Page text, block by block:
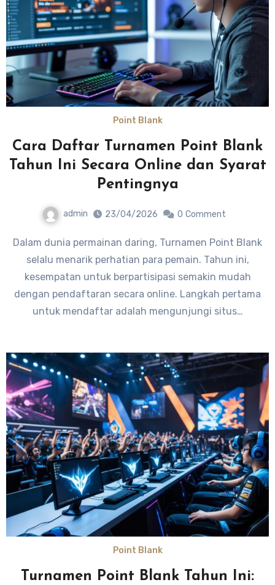
Point Blank
Cara Daftar Turnamen Point Blank
Tahun Ini Secara Online dan Syarat
Pentingnya
admin 23/04/2026 0 Comment
Dalam dunia permainan daring, Turnamen Point Blank
selalu menarik perhatian para pemain. Tahun ini,
kesempatan untuk berpartisipasi semakin mudah
dengan pendaftaran secara online. Langkah pertama
untuk mendaftar adalah mengunjungi situs…
Point Blank
Turnamen Point Blank Tahun Ini: